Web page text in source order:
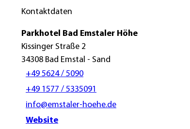
Kontaktdaten
Parkhotel Bad Emstaler Höhe
Kissinger Straße 2
34308 Bad Emstal - Sand
+49 5624 / 5090
+49 1577 / 5335091
info@emstaler-hoehe.de
Website